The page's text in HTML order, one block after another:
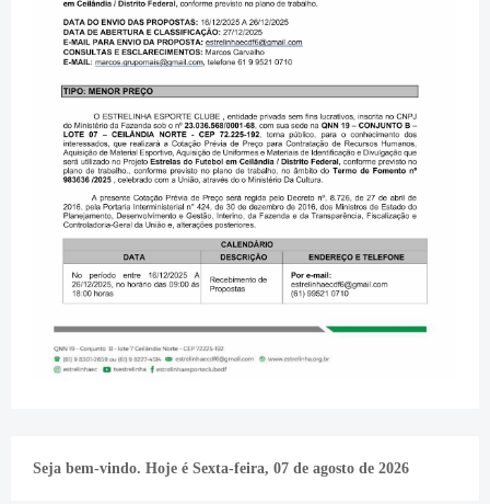
Seja bem-vindo. Hoje é Sexta-feira, 07 de agosto de 2026